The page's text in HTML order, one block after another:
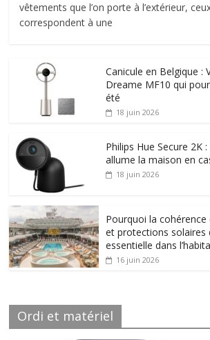
vêtements que l’on porte à l’extérieur,
correspondent à une
Canicule en Belgique :
Dreame MF10 qui
été
18 juin 2026
Philips Hue Secure 2K
allume la maison en
18 juin 2026
Pourquoi la
et protections solaires
essentielle dans
16 juin 2026
Ordi et matériel